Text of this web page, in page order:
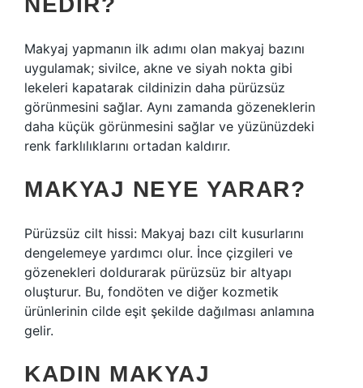
Makyaj yapmanın ilk adımı olan makyaj bazını
uygulamak; sivilce, akne ve siyah nokta gibi
lekeleri kapatarak cildinizin daha pürüzsüz
görünmesini sağlar. Aynı zamanda gözeneklerin
daha küçük görünmesini sağlar ve yüzünüzdeki
renk farklılıklarını ortadan kaldırır.
MAKYAJ NEYE YARAR?
Pürüzsüz cilt hissi: Makyaj bazı cilt kusurlarını
dengelemeye yardımcı olur. İnce çizgileri ve
gözenekleri doldurarak pürüzsüz bir altyapı
oluşturur. Bu, fondöten ve diğer kozmetik
ürünlerinin cilde eşit şekilde dağılması anlamına
gelir.
KADIN MAKYAJ